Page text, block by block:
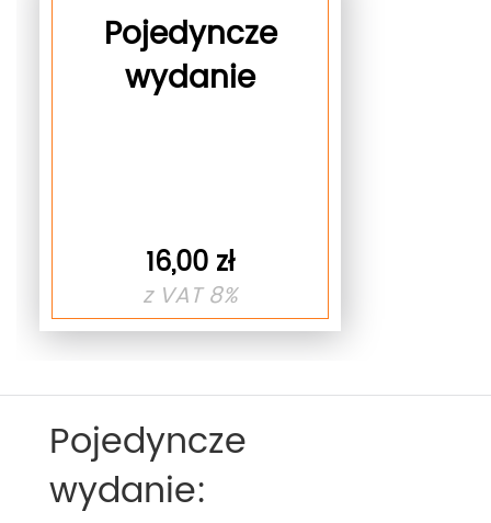
Pojedyncze
wydanie
16,00 zł
z VAT 8%
Pojedyncze
wydanie: